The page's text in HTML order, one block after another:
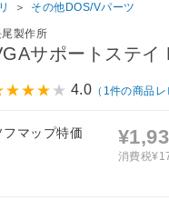
＞ その他DOS/Vパーツ
尾製作所
サポートステイ
4.0 （1件の商品レ
フマップ特価
消費税